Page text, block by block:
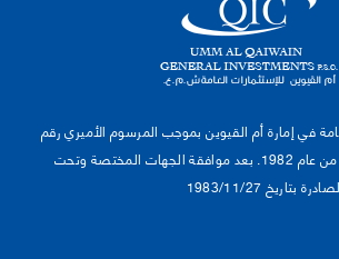
إمارة أم القيوين بموجب المرسوم الأميري رقم
82/2 المؤرخ في 11 فبراير من عام 1982. بعد موافقة الجهات المختصة وتحت